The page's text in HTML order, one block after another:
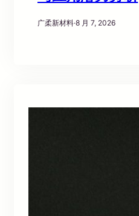
广柔新材料·8 月 7, 2026